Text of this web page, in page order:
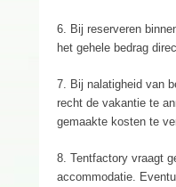
6. Bij reserveren
het gehele bedrag
7. Bij nalatigheid van
recht de vakantie te
gemaakte kosten te
8. Tentfactory vraagt
accommodatie.